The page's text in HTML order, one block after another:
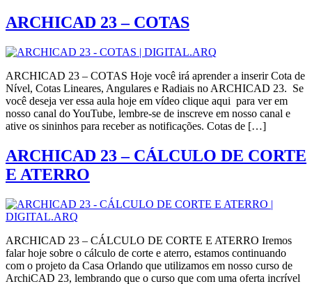
ARCHICAD 23 – COTAS
ARCHICAD 23 – COTAS Hoje você irá aprender a inserir Cota de
Nível, Cotas Lineares, Angulares e Radiais no ARCHICAD 23. Se
você deseja ver essa aula hoje em vídeo clique aqui para ver em
nosso canal do YouTube, lembre-se de inscreve em nosso canal e
ative os sininhos para receber as notificações. Cotas de […]
ARCHICAD 23 – CÁLCULO DE CORTE
E ATERRO
ARCHICAD 23 – CÁLCULO DE CORTE E ATERRO Iremos
falar hoje sobre o cálculo de corte e aterro, estamos continuando
com o projeto da Casa Orlando que utilizamos em nosso curso de
ArchiCAD 23, lembrando que o curso que com uma oferta incrível